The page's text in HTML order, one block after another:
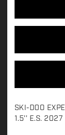
D
e
SKI-DOO
1.5'' E.S. 2027